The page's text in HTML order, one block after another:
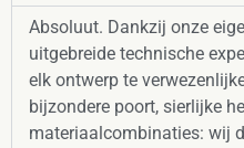
Absoluut. Dankzij onze
uitgebreide technische
elk ontwerp te
bijzondere poort, sierlijke
materiaalcombinaties: wij